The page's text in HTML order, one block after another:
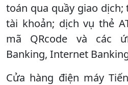
toán qua quầy giao
tài khoản; dịch vụ thẻ
mã QRcode và các
Banking, Internet
Cửa hàng điện máy